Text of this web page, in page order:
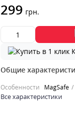
299 грн.
Общие
Особенности MagSafe
Все характеристики